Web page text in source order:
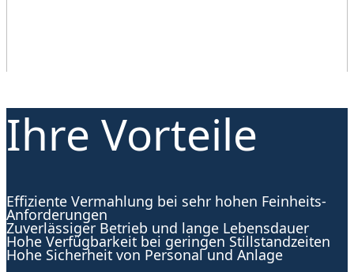
Ihre Vorteile
Effiziente Vermahlung bei sehr hohen Feinheits-
Anforderungen
Zuverlässiger Betrieb und lange Lebensdauer
Hohe Verfügbarkeit bei geringen Stillstandzeiten
Hohe Sicherheit von Personal und Anlage